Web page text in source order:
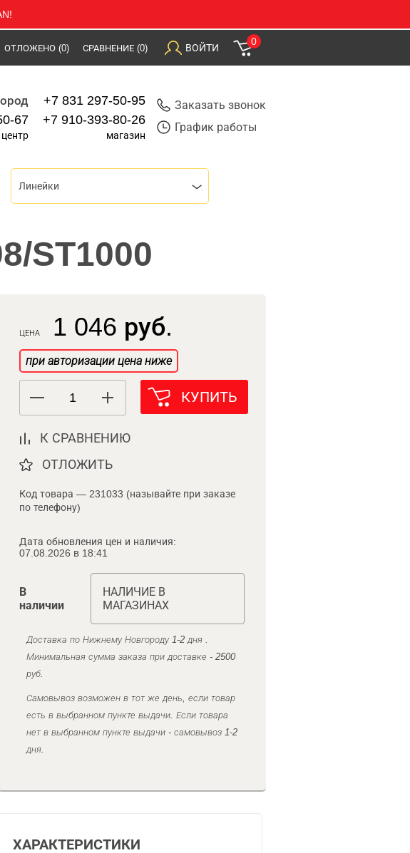
ОТЛОЖЕНО (0) СРАВНЕНИЕ (0) ВОЙТИ
0
67
+7 831 297-50-95
+7 910-393-80-26
магазин
Заказать звонок
График работы
Линейки
ST1000
ЦЕНА 1 046 руб.
при авторизации цена ниже
КУПИТЬ
К СРАВНЕНИЮ
ОТЛОЖИТЬ
Код товара — 231033 (называйте при заказе
по телефону)
Дата обновления цен и наличия:
07.08.2026 в 18:41
В
наличии
НАЛИЧИЕ В
МАГАЗИНАХ
Доставка по Нижнему Новгороду 1-2 дня .
Минимальная сумма заказа при доставке - 2500
руб.
Самовывоз возможен в тот же день, если товар
есть в выбранном пункте выдачи. Если товара
нет в выбранном пункте выдачи - самовывоз 1-2
дня.
ХАРАКТЕРИСТИКИ